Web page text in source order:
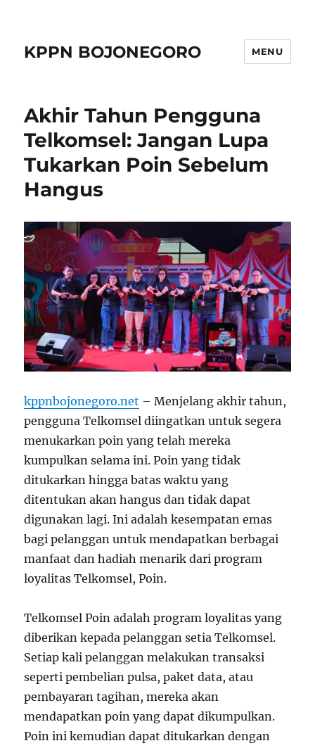
KPPN BOJONEGORO MENU
Akhir Tahun Pengguna
Telkomsel: Jangan Lupa
Tukarkan Poin Sebelum
Hangus
kppnbojonegoro.net – Menjelang akhir tahun,
pengguna Telkomsel diingatkan untuk segera
menukarkan poin yang telah mereka
kumpulkan selama ini. Poin yang tidak
ditukarkan hingga batas waktu yang
ditentukan akan hangus dan tidak dapat
digunakan lagi. Ini adalah kesempatan emas
bagi pelanggan untuk mendapatkan berbagai
manfaat dan hadiah menarik dari program
loyalitas Telkomsel, Poin.
Telkomsel Poin adalah program loyalitas yang
diberikan kepada pelanggan setia Telkomsel.
Setiap kali pelanggan melakukan transaksi
seperti pembelian pulsa, paket data, atau
pembayaran tagihan, mereka akan
mendapatkan poin yang dapat dikumpulkan.
Poin ini kemudian dapat ditukarkan dengan